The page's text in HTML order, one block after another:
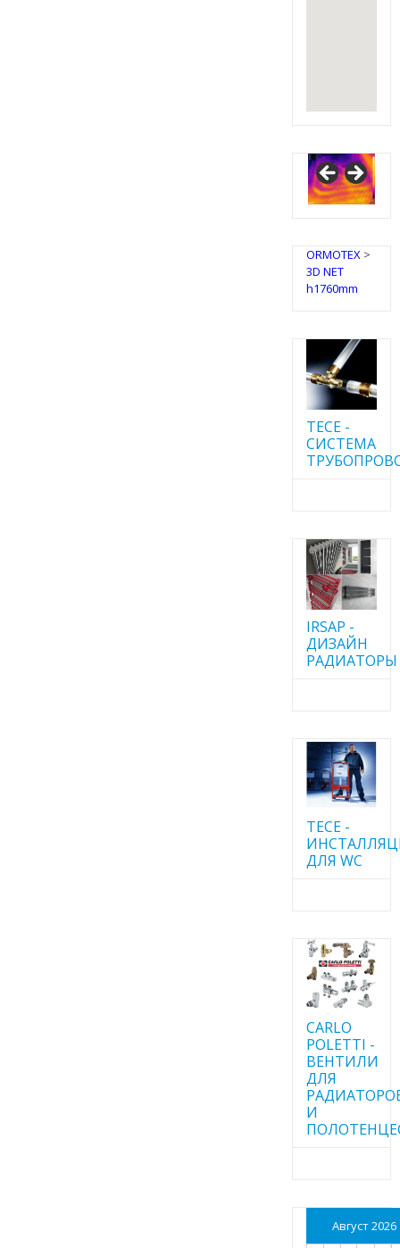
ORMOTEX>
3D NET
h1760mm
TECE -
CИСТЕМА
IRSAP -
ДИЗАЙН
РАДИАТОРЫ
TECE -
ДЛЯ WC
CARLO
POLETTI -
ВЕНТИЛИ
ДЛЯ
И
Август 2026